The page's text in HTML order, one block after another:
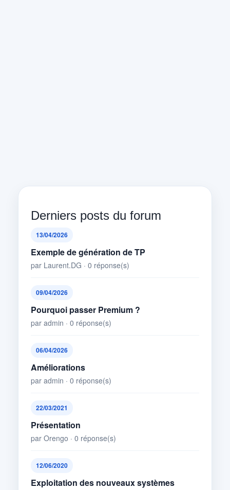
Derniers posts du forum
13/04/2026
Exemple de génération de TP
par Laurent.DG · 0 réponse(s)
09/04/2026
Pourquoi passer Premium ?
par admin · 0 réponse(s)
06/04/2026
Améliorations
par admin · 0 réponse(s)
22/03/2021
Présentation
par Orengo · 0 réponse(s)
12/06/2020
Exploitation des nouveaux systèmes